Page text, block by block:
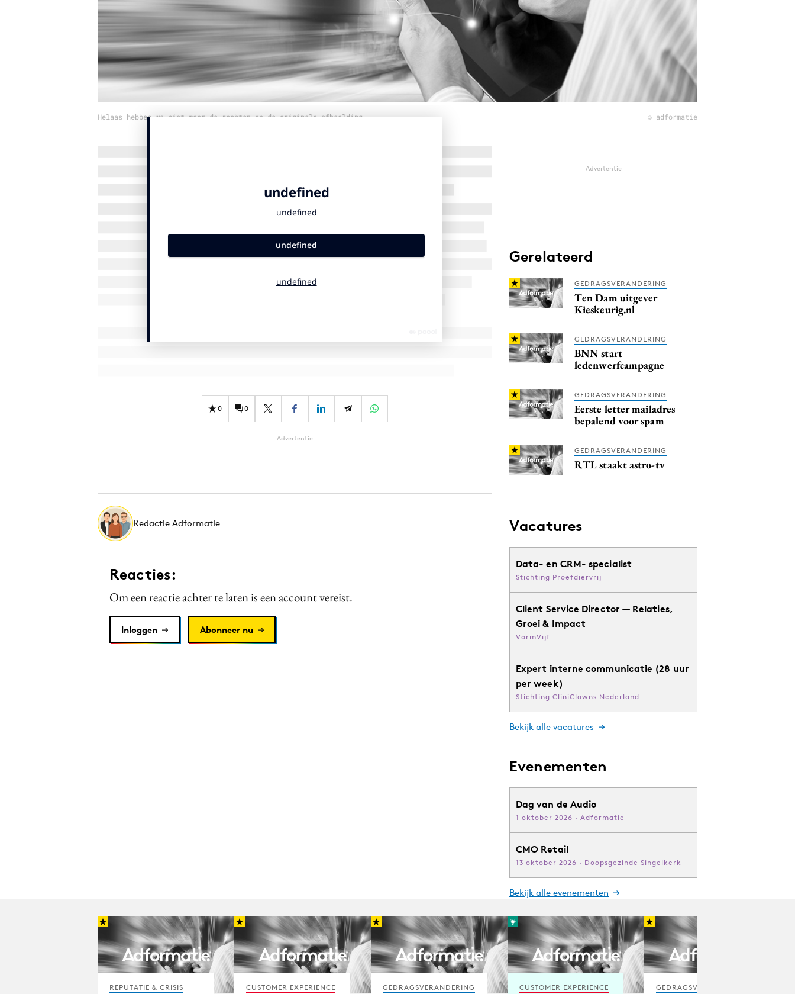
Helaas hebben we niet meer de rechten op de originele afbeelding © adformatie
0 0
Advertentie
Redactie Adformatie
Reacties:
Om een reactie achter te laten is een account vereist.
Inloggen Abonneer nu
Advertentie
Gerelateerd
GEDRAGSVERANDERING
Ten Dam uitgever
Kieskeurig.nl
GEDRAGSVERANDERING
BNN start
ledenwerfcampagne
GEDRAGSVERANDERING
Eerste letter mailadres
bepalend voor spam
GEDRAGSVERANDERING
RTL staakt astro-tv
Vacatures
Data- en CRM- specialist
Stichting Proefdiervrij
Client Service Director — Relaties,
Groei & Impact
VormVijf
Expert interne communicatie (28 uur
per week)
Stichting CliniClowns Nederland
Bekijk alle vacatures
Evenementen
Dag van de Audio
1 oktober 2026 · Adformatie
CMO Retail
13 oktober 2026 · Doopsgezinde Singelkerk
Bekijk alle evenementen
REPUTATIE & CRISIS CUSTOMER EXPERIENCE GEDRAGSVERANDERING CUSTOMER EXPERIENCE GEDRAGSVERANDERING